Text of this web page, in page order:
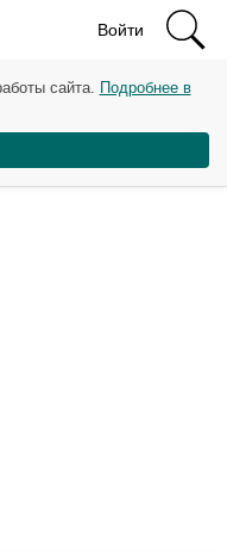
Войти
сайта. Подробнее в